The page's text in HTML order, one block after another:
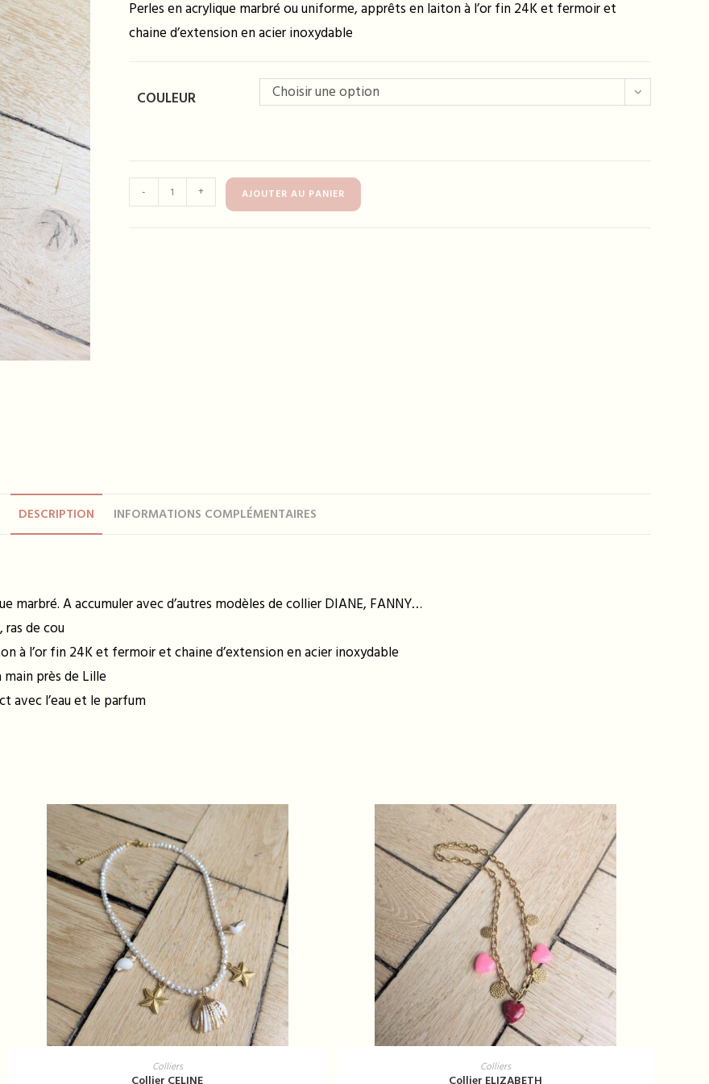
Perles en acrylique marbré ou uniforme, apprêts en laiton à l’or fin 24K et fermoir et
chaine d’extension en acier inoxydable
COULEUR Choisir une option
de
- + AJOUTER AU PANIER
DESCRIPTION INFORMATIONS COMPLÉMENTAIRES
marbré. A accumuler avec d’autres modèles de collier DIANE, FANNY…
de cou
à l’or fin 24K et fermoir et chaine d’extension en acier inoxydable
près de Lille
avec l’eau et le parfum
AJOUTER AU PANIER
Colliers
Collier CELINE
AJOUTER AU PANIER
Colliers
Collier ELIZABETH